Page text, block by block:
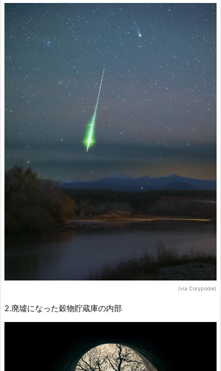
(via Corypoole)
2.廃墟になった穀物貯蔵庫の内部